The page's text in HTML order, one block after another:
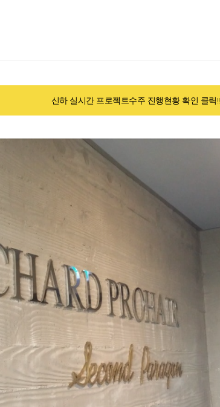
신하 실시간 프로젝트수주 진행현황 확인 클릭!!